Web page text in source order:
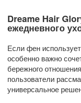
Dreame Hair
ежедневного
Если фен
особенно важно
бережного
пользователи
универсальное